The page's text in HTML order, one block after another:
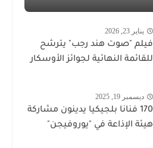
يناير 23, 2026
فيلم "صوت هند رجب" يترشح
للقائمة النهائية لجوائز الأوسكار
ديسمبر 19, 2025
170 فنانا بلجيكيا يدينون مشاركة
هيئة الإذاعة في "يوروفيجن"